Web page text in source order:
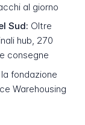
al giorno
Sud: Oltre
hub, 270
consegne
fondazione
Warehousing